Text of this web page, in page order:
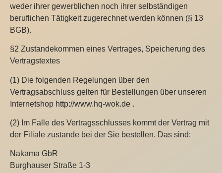
weder ihrer gewerblichen noch ihrer selbständigen
beruflichen Tätigkeit zugerechnet werden können (§ 13
BGB).
§2 Zustandekommen eines Vertrages, Speicherung des
Vertragstextes
(1) Die folgenden Regelungen über den
Vertragsabschluss gelten für Bestellungen über unseren
Internetshop http://www.hq-wok.de .
(2) Im Falle des Vertragsschlusses kommt der Vertrag mit
der Filiale zustande bei der Sie bestellen. Das sind:
Nakama GbR
Burghauser Straße 1-3